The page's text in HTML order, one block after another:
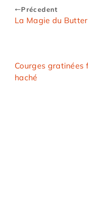
Précedent
La Magie du
Courges gratinées
haché